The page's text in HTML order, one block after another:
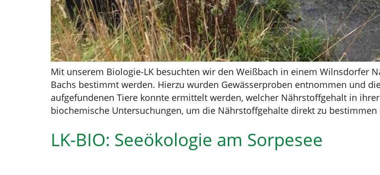
Mit unserem Biologie-LK besuchten wir den Weißbach in einem Wilnsdorfer
Bachs bestimmt werden. Hierzu wurden Gewässerproben entnommen und
aufgefundenen Tiere konnte ermittelt werden, welcher Nährstoffgehalt in
biochemische Untersuchungen, um die Nährstoffgehalte direkt zu
LK-BIO: Seeökologie am Sorpesee